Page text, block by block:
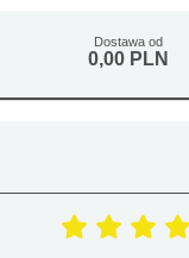
Dostawa od
0,00 PLN